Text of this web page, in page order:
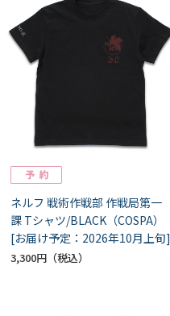
ネルフ 戦術作戦部 作戦局第一
課 Tシャツ/BLACK（COSPA）
[お届け予定：2026年10月上旬]
3,300円